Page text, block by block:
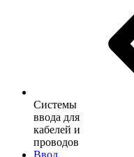
Системы
ввода для
кабелей и
проводов